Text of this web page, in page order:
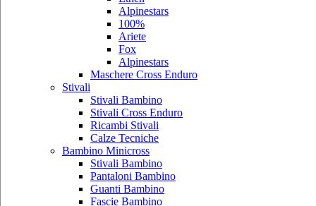
Alpinestars
100%
Ariete
Fox
Alpinestars
Maschere Cross Enduro
Stivali
Stivali Bambino
Stivali Cross Enduro
Ricambi Stivali
Calze Tecniche
Bambino Minicross
Stivali Bambino
Pantaloni Bambino
Guanti Bambino
Fascie Bambino